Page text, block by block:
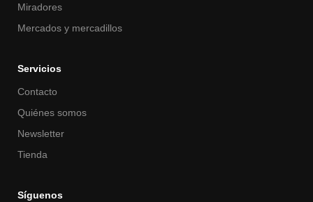
Miradores
Mercados y mercadillos
Servicios
Contacto
Quiénes somos
Newsletter
Tienda
Síguenos